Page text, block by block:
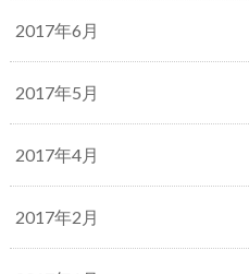
2017年6月
2017年5月
2017年4月
2017年2月